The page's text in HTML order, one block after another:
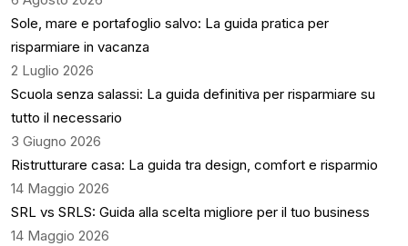
Sole, mare e portafoglio salvo: La guida pratica per
risparmiare in vacanza
2 Luglio 2026
Scuola senza salassi: La guida definitiva per risparmiare su
tutto il necessario
3 Giugno 2026
Ristrutturare casa: La guida tra design, comfort e risparmio
14 Maggio 2026
SRL vs SRLS: Guida alla scelta migliore per il tuo business
14 Maggio 2026